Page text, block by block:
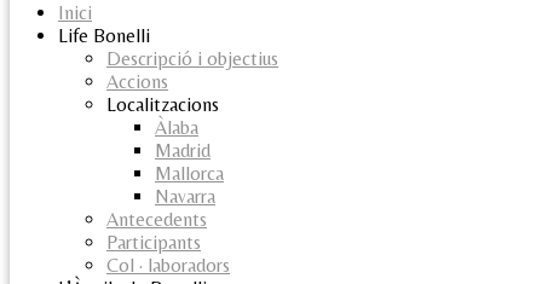
Inici
Life Bonelli
Descripció i objectius
Accions
Localitzacions
Àlaba
Madrid
Mallorca
Navarra
Antecedents
Participants
Col · laboradors